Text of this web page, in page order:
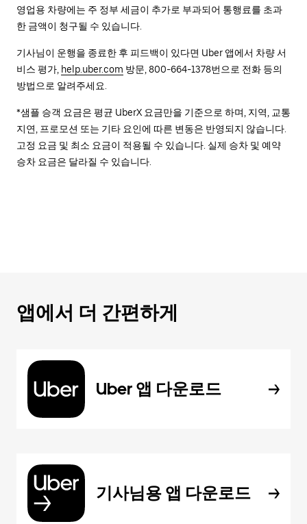
영업용 차량에는 주 정부 세금이 추가로 부과되어 통행료를 초과
한 금액이 청구될 수 있습니다.
기사님이 운행을 종료한 후 피드백이 있다면 Uber 앱에서 차량 서
비스 평가, help.uber.com 방문, 800-664-1378번으로 전화 등의
방법으로 알려주세요.
*샘플 승객 요금은 평균 UberX 요금만을 기준으로 하며, 지역, 교통
지연, 프로모션 또는 기타 요인에 따른 변동은 반영되지 않습니다.
고정 요금 및 최소 요금이 적용될 수 있습니다. 실제 승차 및 예약
승차 요금은 달라질 수 있습니다.
앱에서 더 간편하게
Uber 앱 다운로드
기사님용 앱 다운로드